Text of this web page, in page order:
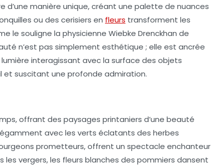
manière unique, créant une palette de nuances
ou des cerisiers en fleurs transforment les
le souligne la physicienne Wiebke Drenckhan de
n’est pas simplement esthétique ; elle est ancrée
interagissant avec la surface des objets
suscitant une profonde admiration.
offrant des paysages printaniers d’une beauté
avec les verts éclatants des herbes
prometteurs, offrent un spectacle enchanteur
les vergers, les fleurs blanches des pommiers dansent